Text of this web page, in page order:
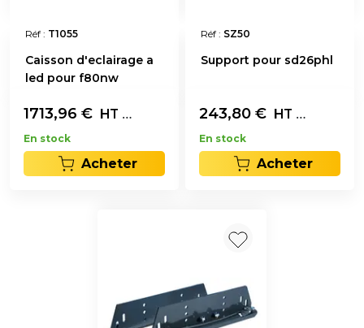
Réf : T1055
Caisson d'eclairage a
led pour f80nw
1713,96 € HT Les 4
En stock
Acheter
Réf : SZ50
Support pour sd26phl
243,80 € HT Jeu de 2
En stock
Acheter